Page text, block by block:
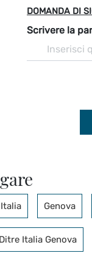
DOMANDA DI
Scrivere la
Genova
Italia Genova